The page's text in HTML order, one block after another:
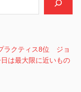
ラクティス8位 ジョ
は最大限に近いもの